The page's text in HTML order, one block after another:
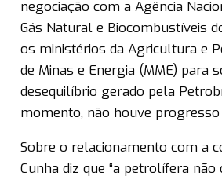
negociação com a Agência
Gás Natural e Biocombustíveis
os ministérios da Agricultura e
de Minas e Energia (MME) para
desequilíbrio gerado pela
momento, não houve
Sobre o relacionamento com a
Cunha diz que “a petrolífera